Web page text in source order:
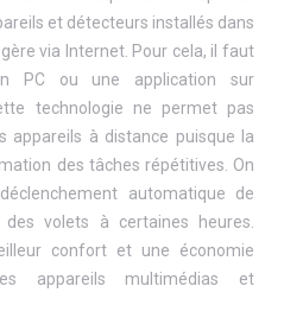
et détecteurs installés dans
via Internet. Pour cela, il faut
PC ou une application sur
technologie ne permet pas
appareils à distance puisque la
des tâches répétitives. On
automatique de
volets à certaines heures.
confort et une économie
appareils multimédias et